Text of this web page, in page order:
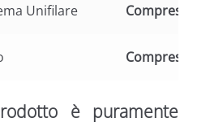
Unifilare Compreso
Compreso
è puramente